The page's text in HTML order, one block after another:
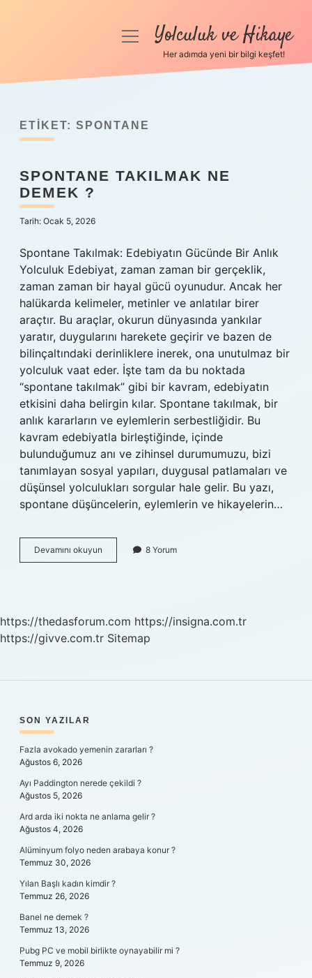
Anasayfa
Yasal Uyarı
Hakkımızda
menüyüYolculuk ve Hikaye
Her adımda yeni bir bilgi keşfet!
ETIKET: SPONTANE
SPONTANE TAKILMAK NE
DEMEK ?
Tarih: Ocak 5, 2026
Spontane Takılmak: Edebiyatın Gücünde Bir Anlık
Yolculuk Edebiyat, zaman zaman bir gerçeklik,
zaman zaman bir hayal gücü oyunudur. Ancak her
halükarda kelimeler, metinler ve anlatılar birer
araçtır. Bu araçlar, okurun dünyasında yankılar
yaratır, duygularını harekete geçirir ve bazen de
bilinçaltındaki derinliklere inerek, ona unutulmaz bir
yolculuk vaat eder. İşte tam da bu noktada
“spontane takılmak” gibi bir kavram, edebiyatın
etkisini daha belirgin kılar. Spontane takılmak, bir
anlık kararların ve eylemlerin serbestliğidir. Bu
kavram edebiyatla birleştiğinde, içinde
bulunduğumuz anı ve zihinsel durumumuzu, bizi
tanımlayan sosyal yapıları, duygusal patlamaları ve
düşünsel yolculukları sorgular hale gelir. Bu yazı,
spontane düşüncelerin, eylemlerin ve hikayelerin…
Devamını okuyun Spontane
takılmak
8 Yorum
https://thedasforum.com https://insigna.com.tr
https://givve.com.tr Sitemap
SIDEBAR
SON YAZILAR
Fazla avokado yemenin zararları ?
Ağustos 6, 2026
Ayı Paddington nerede çekildi ?
Ağustos 5, 2026
Ard arda iki nokta ne anlama gelir ?
Ağustos 4, 2026
Alüminyum folyo neden arabaya konur ?
Temmuz 30, 2026
Yılan Başlı kadın kimdir ?
Temmuz 26, 2026
Banel ne demek ?
Temmuz 13, 2026
Pubg PC ve mobil birlikte oynayabilir mi ?
Temmuz 9, 2026